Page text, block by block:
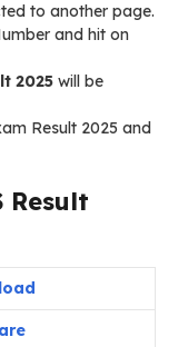
to another page.
and hit on
2025 will be
Result 2025 and